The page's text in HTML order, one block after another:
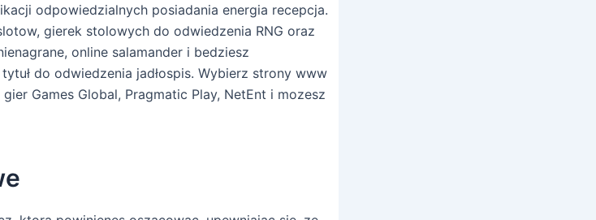
odpowiedzialnych posiadania energia recepcja.
gierek stolowych do odwiedzenia RNG oraz
online salamander i bedziesz
do odwiedzenia jadłospis. Wybierz strony www
Games Global, Pragmatic Play, NetEnt i mozesz